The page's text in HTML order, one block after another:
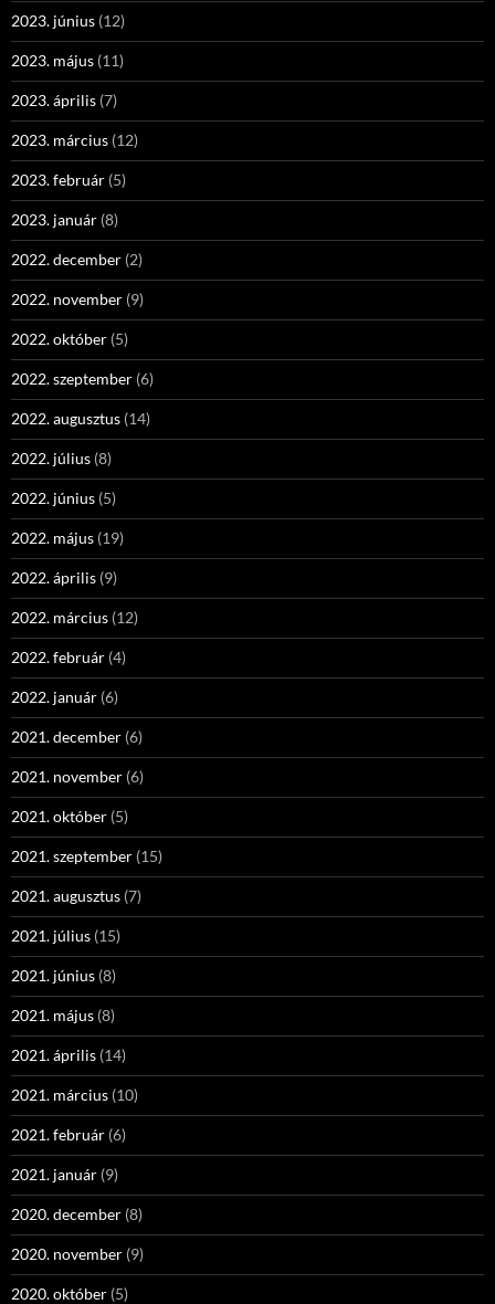
2023. június (12)
2023. május (11)
2023. április (7)
2023. március (12)
2023. február (5)
2023. január (8)
2022. december (2)
2022. november (9)
2022. október (5)
2022. szeptember (6)
2022. augusztus (14)
2022. július (8)
2022. június (5)
2022. május (19)
2022. április (9)
2022. március (12)
2022. február (4)
2022. január (6)
2021. december (6)
2021. november (6)
2021. október (5)
2021. szeptember (15)
2021. augusztus (7)
2021. július (15)
2021. június (8)
2021. május (8)
2021. április (14)
2021. március (10)
2021. február (6)
2021. január (9)
2020. december (8)
2020. november (9)
2020. október (5)